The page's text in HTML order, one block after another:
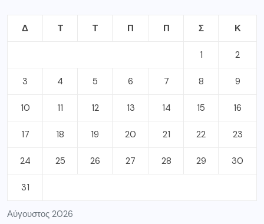
Αύγουστος 2026
Δ Τ Τ Π Π Σ Κ
1 2
3 4 5 6 7 8 9
10 11 12 13 14 15 16
17 18 19 20 21 22 23
24 25 26 27 28 29 30
31